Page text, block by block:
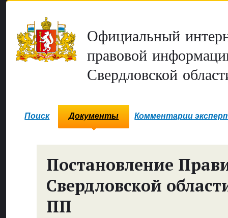
Официальный
правовой
Свердловской
Поиск Документы Комментарии
Постановление
Свердловской
ПП